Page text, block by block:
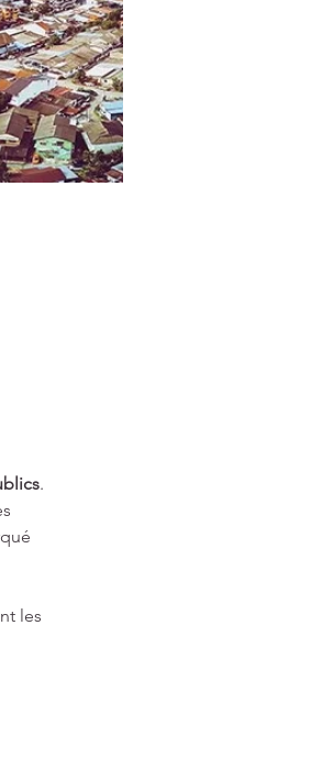
.
les